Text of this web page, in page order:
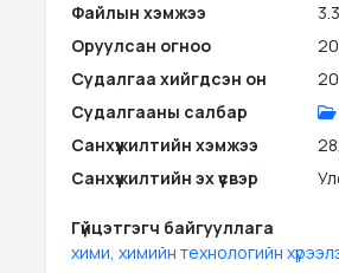
Файлын хэмжээ
Оруулсан огноо
Судалгаа хийгдсэн он
Судалгааны салбар
Санхүүжилтийн хэмжээ
Санхүүжилтийн эх үүсвэр
Гүйцэтгэгч байгууллага
хими, химийн технологийн